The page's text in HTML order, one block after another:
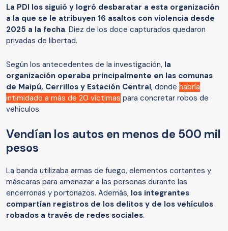
La PDI los siguió y logró desbaratar a esta organización
a la que se le atribuyen 16 asaltos con violencia desde
2025 a la fecha. Diez de los doce capturados quedaron
privadas de libertad.
Según los antecedentes de la investigación, la
organización operaba principalmente en las comunas
de Maipú, Cerrillos y Estación Central, donde habría
intimidado a más de 20 víctimas para concretar robos de
vehículos.
Vendían los autos en menos de 500 mil
pesos
La banda utilizaba armas de fuego, elementos cortantes y
máscaras para amenazar a las personas durante las
encerronas y portonazos. Además, los integrantes
compartían registros de los delitos y de los vehículos
robados a través de redes sociales.